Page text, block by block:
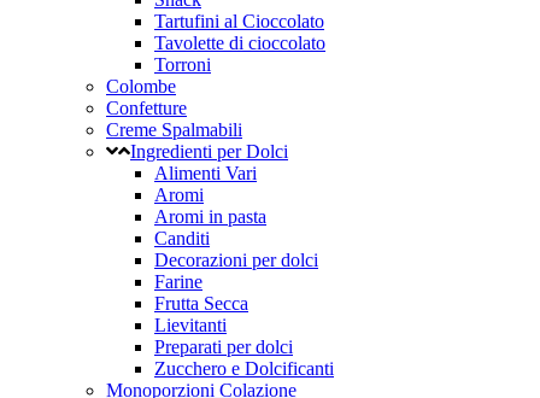
Tartufini al Cioccolato
Tavolette di cioccolato
Torroni
Colombe
Confetture
Creme Spalmabili
Ingredienti per Dolci
Alimenti Vari
Aromi
Aromi in pasta
Canditi
Decorazioni per dolci
Farine
Frutta Secca
Lievitanti
Preparati per dolci
Zucchero e Dolcificanti
Monoporzioni Colazione